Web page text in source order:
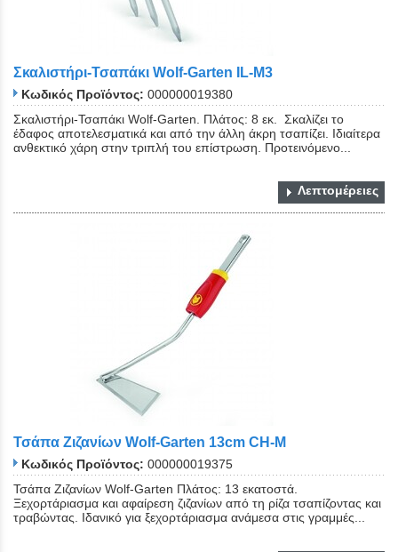
Σκαλιστήρι-Τσαπάκι Wolf-Garten IL-M3
Κωδικός Προϊόντος: 000000019380
Σκαλιστήρι-Τσαπάκι Wolf-Garten. Πλάτος: 8 εκ. Σκαλίζει το
έδαφος αποτελεσματικά και από την άλλη άκρη τσαπίζει. Ιδιαίτερα
ανθεκτικό χάρη στην τριπλή του επίστρωση. Προτεινόμενο...
Λεπτομέρειες
Τσάπα Ζιζανίων Wolf-Garten 13cm CH-M
Κωδικός Προϊόντος: 000000019375
Τσάπα Ζιζανίων Wolf-Garten Πλάτος: 13 εκατοστά.
Ξεχορτάριασμα και αφαίρεση ζιζανίων από τη ρίζα τσαπίζοντας και
τραβώντας. Ιδανικό για ξεχορτάριασμα ανάμεσα στις γραμμές...